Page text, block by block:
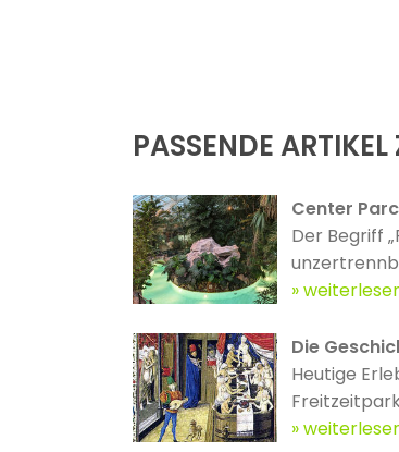
PASSENDE ARTIKEL
Center
Der Begriff
Die
Heutige